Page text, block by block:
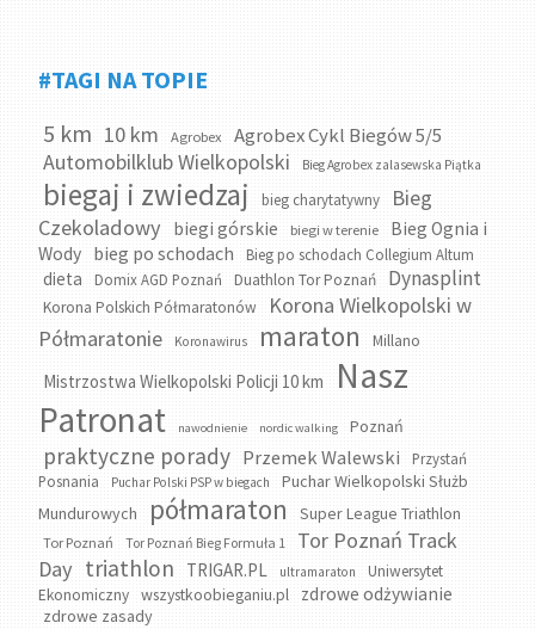
#TAGI NA TOPIE
5 km 10 km Agrobex Agrobex Cykl Biegów 5/5
Automobilklub Wielkopolski Bieg Agrobex zalasewska Piątka
biegaj i zwiedzaj bieg charytatywny
Bieg
Czekoladowy
biegi górskie biegi w terenie
Bieg Ognia i
Wody bieg po schodach Bieg po schodach Collegium Altum
dieta Domix AGD Poznań Duathlon Tor Poznań Dynasplint
Korona Polskich Półmaratonów
Korona Wielkopolski w
Półmaratonie
Koronawirus maraton Millano
Mistrzostwa Wielkopolski Policji 10 km
Nasz
Patronat
nawodnienie nordic walking Poznań
praktyczne porady Przemek Walewski
Przystań
Posnania
Puchar Polski PSP w biegach
Puchar Wielkopolski Służb
Mundurowych
półmaraton Super League Triathlon
Tor Poznań Tor Poznań Bieg Formuła 1
Tor Poznań Track
Day triathlon TRIGAR.PL ultramaraton
Uniwersytet
Ekonomiczny
wszystkoobieganiu.pl zdrowe odżywianie
zdrowe zasady